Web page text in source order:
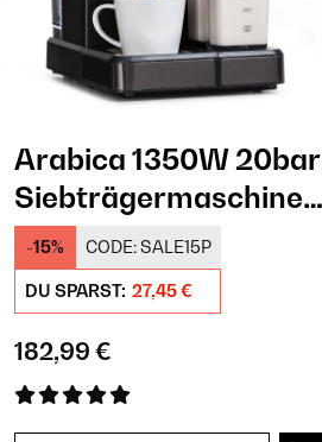
Arabica 1350W 20bar
Siebträgermaschine
Schwarz
-15% CODE:SALE15P
DU SPARST: 27,45 €
182,99 €